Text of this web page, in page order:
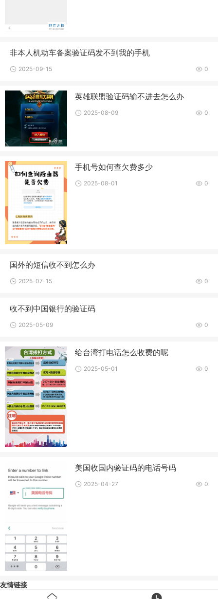
非本人机动车备案验证码发不到我的手机
2025-09-15 0
英雄联盟验证码输不进去怎么办
2025-08-09 0
手机号如何查欠费多少
2025-08-01 0
国外的短信收不到怎么办
2025-07-15 0
收不到中国银行的验证码
2025-05-09 0
给台湾打电话怎么收费的呢
2025-05-01 0
美国收国内验证码的电话号码
2025-04-27 0
友情链接